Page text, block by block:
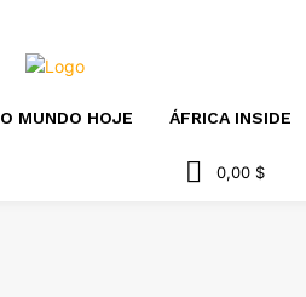
O MUNDO HOJE ÁFRICA INSIDE
0,00 $